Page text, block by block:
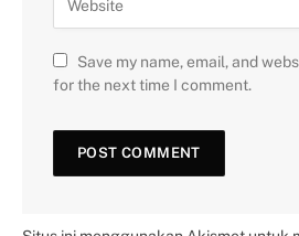
Save my name, email, and
for the next time I comment.